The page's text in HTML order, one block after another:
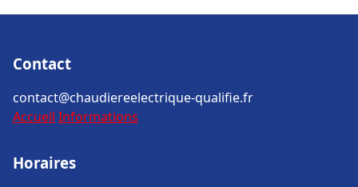
Contact
contact@chaudiereelectrique-qualifie.fr
Accueil Informations
Horaires